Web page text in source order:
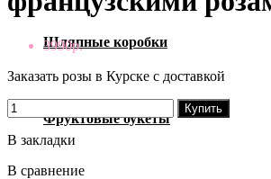
Шляпные коробки
Фруктовые букеты
3990р.
Заказать розы в Курске с доставкой
Купить
В закладки
В сравнение